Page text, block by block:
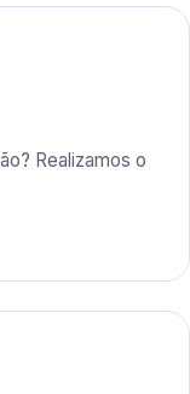
Realizamos o